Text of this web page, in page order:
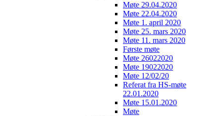
Møte 29.04.2020
Møte 22.04.2020
Møte 1. april 2020
Møte 25. mars 2020
Møte 11. mars 2020
Første møte
Møte 26022020
Møte 19022020
Møte 12/02/20
Referat fra HS-møte
22.01.2020
Møte 15.01.2020
Møte